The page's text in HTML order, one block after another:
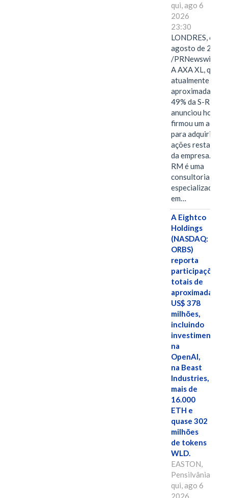
qui, ago 6
2026
23:30
LONDRES, 6 de
agosto de 2026
/PRNewswire/ --
A AXA XL, que
atualmente
49% da S-RM,
anunciou hoje
firmou um
para adquirir as
ações restantes
da empresa. A S-
RM é uma
consultoria
especializada
em…
A Eightco
Holdings
(NASDAQ:
ORBS)
reporta
participações
totais de
US$ 378
milhões,
incluindo
investimentos
na
OpenAI,
na Beast
Industries,
mais de
16.000
ETH e
quase 302
milhões
de tokens
WLD.
EASTON,
Pensilvânia,
qui, ago 6
2026